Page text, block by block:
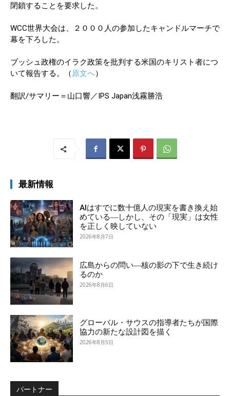
閉鎖することを要求した。
WCC世界大会は、２０００人の参加したキャンドルマーチで
幕を下ろした。
ブッシュ政権のイラク政策を批判する米国のキリスト者につ
いて報告する。（原文へ）
翻訳/サマリー＝山口響／IPS Japan浅霧勝浩
最新情報
AIはすでに数十億人の現実を書き換え始
めている―しかし、その「現実」は女性
を正しく映していない
2026年8月7日
広島からの問い―核の影の下で生き続け
るのか
2026年8月6日
グローバル・サウスの指導者たちが国際
協力の新たな設計図を描く
2026年8月5日
パートナー